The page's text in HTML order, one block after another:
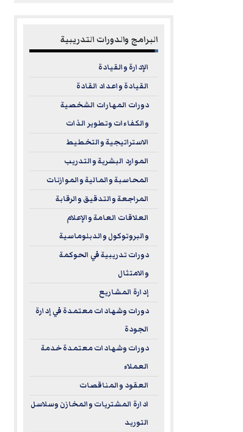
البرامج والدورات التدريبية
الإدارة والقيادة
القيادة واعداد القادة
دورات المهارات الشخصية
والكفاءات وتطوير الذات
الاستراتيجية والتخطيط
الموارد البشرية والتدريب
المحاسبة والمالية والموازنات
المراجعة والتدقيق والرقابة
العلاقات العامة والإعلام
والبروتوكول والدبلوماسية
دورات تدريبية في الحوكمة
والامتثال
إدارة المشاريع
دورات وشهادات معتمدة في إدارة
الجودة
دورات وشهادات معتمدة خدمة
العملاء
العقود والمناقصات
ادارة المشتريات والمخازن وسلاسل
التوريد